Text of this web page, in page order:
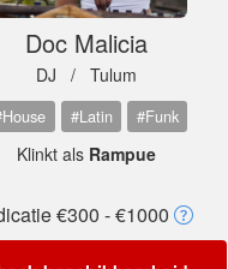
Doc Malicia
DJ / Tulum
#Latin #Funk
Klinkt als Rampue
€300 - €1000